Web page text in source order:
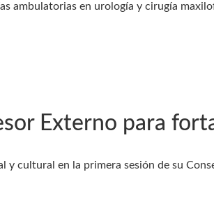
ambulatorias en urología y cirugía
Externo para
cultural en la primera sesión de su